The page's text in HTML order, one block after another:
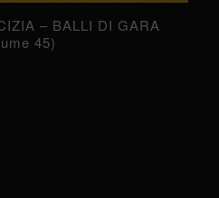
– BALLI DI GARA
45)